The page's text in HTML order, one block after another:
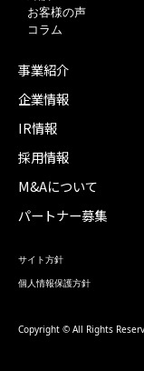
お客様の声
コラム
事業紹介
企業情報
IR情報
採用情報
M&Aについて
パートナー募集
サイト方針
個人情報保護方針
Copyright © All Rights